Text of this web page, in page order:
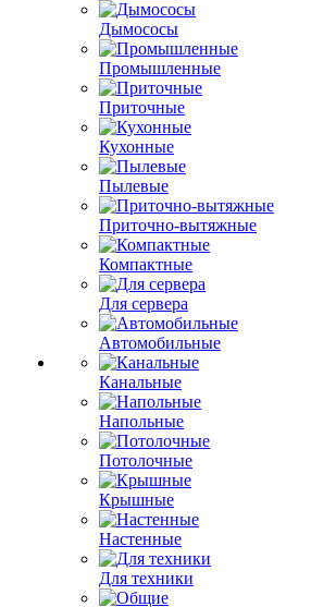
Дымососы
Промышленные
Приточные
Кухонные
Пылевые
Приточно-вытяжные
Компактные
Для сервера
Автомобильные
Канальные
Напольные
Потолочные
Крышные
Настенные
Для техники